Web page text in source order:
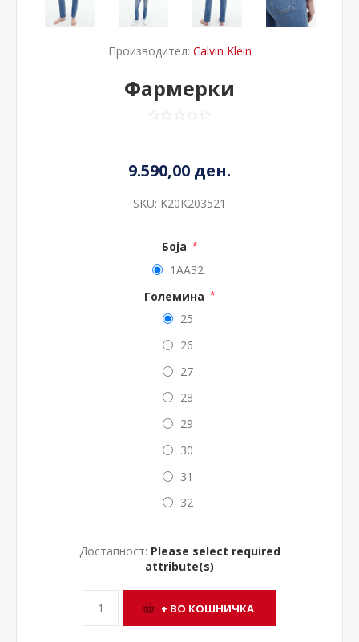
Производител: Calvin Klein
Фармерки
9.590,00 ден.
SKU: K20K203521
Боја *
1AA32
Големина *
25
26
27
28
29
30
31
32
Достапност: Please select required
attribute(s)